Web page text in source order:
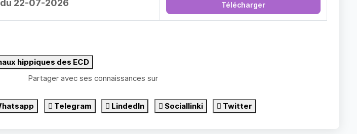
22-07-2026 Télécharger
hippiques des ECD
Partager avec ses connaissances sur
Telegram LindedIn Sociallinki Twitter